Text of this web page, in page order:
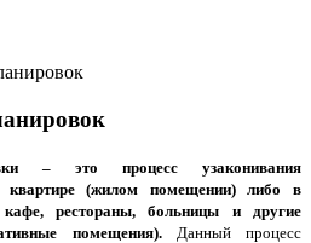
– это процесс узаконивания
квартире (жилом помещении) либо в
рестораны, больницы и другие
помещения).Данный процесс